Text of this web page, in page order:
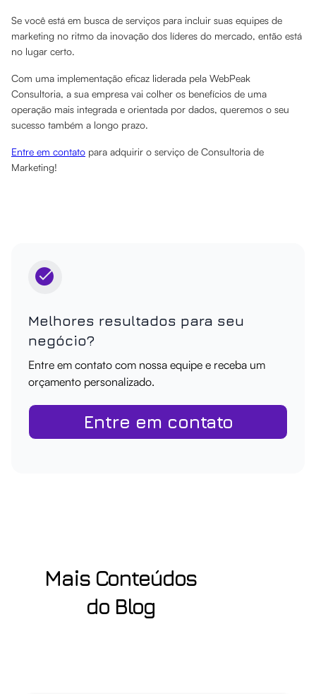
Se você está em busca de serviços para incluir suas equipes de
marketing no ritmo da inovação dos líderes do mercado, então está
no lugar certo.
Com uma implementação eficaz liderada pela WebPeak
Consultoria, a sua empresa vai colher os benefícios de uma
operação mais integrada e orientada por dados, queremos o seu
sucesso também a longo prazo.
Entre em contato para adquirir o serviço de Consultoria de
Marketing!
Melhores resultados para seu
negócio?
Entre em contato com nossa equipe e receba um
orçamento personalizado.
Entre em contato
Mais Conteúdos
do Blog